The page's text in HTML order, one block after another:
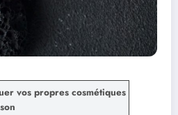
vos propres cosmétiques